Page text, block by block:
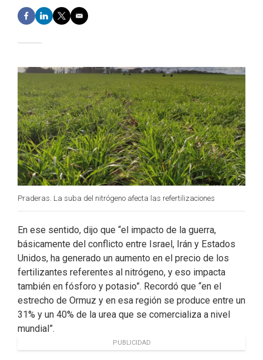
F
a
e
o
o
k
L
i
d
n
T
w
e
r
E
m
Praderas. La suba del nitrógeno afecta las refertilizaciones
En ese sentido, dijo que “el impacto de la guerra,
básicamente del conflicto entre Israel, Irán y Estados
Unidos, ha generado un aumento en el precio de los
fertilizantes referentes al nitrógeno, y eso impacta
también en fósforo y potasio”. Recordó que “en el
estrecho de Ormuz y en esa región se produce entre un
31% y un 40% de la urea que se comercializa a nivel
mundial”.
PUBLICIDAD